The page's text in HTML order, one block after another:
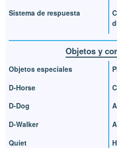
Sistema de respuesta
Objetos y
Objetos especiales
D-Horse
D-Dog
D-Walker
Quiet